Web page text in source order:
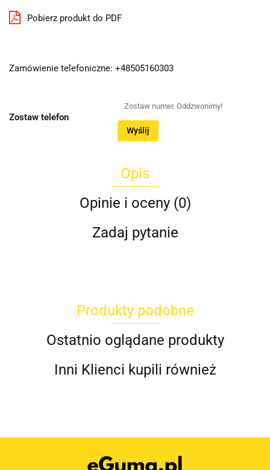
Pobierz produkt do PDF
Zamówienie telefoniczne: +48505160303
Zostaw telefon
Wyślij
Opis
Opinie i oceny (0)
Zadaj pytanie
Produkty podobne
Ostatnio oglądane produkty
Inni Klienci kupili również